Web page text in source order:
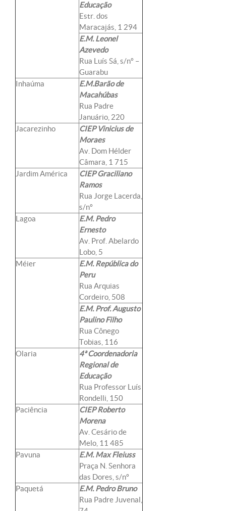
Educação
Estr. dos
Maracajás, 1 294
E.M. Leonel
Azevedo
Rua Luís Sá, s/nº –
Guarabu
Inhaúma
E.M.Barão de
Macahúbas
Rua Padre
Januário, 220
Jacarezinho
CIEP Vinicius de
Moraes
Av. Dom Hélder
Câmara, 1 715
Jardim América
CIEP Graciliano
Ramos
Rua Jorge Lacerda,
s/nº
Lagoa
E.M. Pedro
Ernesto
Av. Prof. Abelardo
Lobo, 5
Méier
E.M. República do
Peru
Rua Arquias
Cordeiro, 508
E.M. Prof. Augusto
Paulino Filho
Rua Cônego
Tobias, 116
Olaria
4ª Coordenadoria
Regional de
Educação
Rua Professor Luís
Rondelli, 150
Paciência
CIEP Roberto
Morena
Av. Cesário de
Melo, 11 485
Pavuna
E.M. Max Fleiuss
Praça N. Senhora
das Dores, s/nº
Paquetá
E.M. Pedro Bruno
Rua Padre Juvenal,